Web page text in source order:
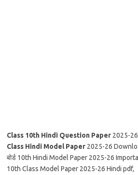
Class 10th Hindi Question Paper 2025-26
Class Hindi Model Paper 2025-26
बोर्ड 10th Hindi Model Paper 2025-26
10th Class Model Paper 2025-26 Hindi pdf,